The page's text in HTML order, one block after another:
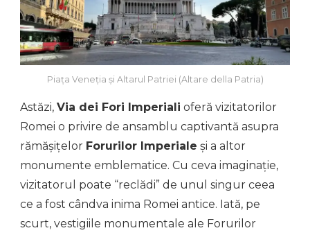
Piața Veneția și Altarul Patriei (Altare della Patria)
Astăzi, Via dei Fori Imperiali oferă vizitatorilor
Romei o privire de ansamblu captivantă asupra
rămășițelor Forurilor Imperiale și a altor
monumente emblematice. Cu ceva imaginație,
vizitatorul poate “reclădi” de unul singur ceea
ce a fost cândva inima Romei antice. Iată, pe
scurt, vestigiile monumentale ale Forurilor